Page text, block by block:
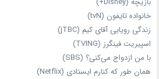
خانواده تایفون (tvN)
زندگی رویایی آقای کیم (jTBC)
اسپیریت فینگرز (TVING)
با من ازدواج می‌کنی؟ (SBS)
همان‌ طور که کنارم ایستادی (Netflix)